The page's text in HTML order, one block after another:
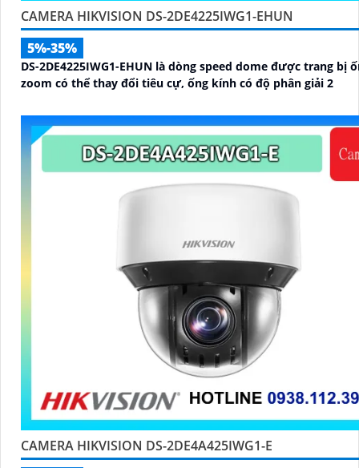
CAMERA HIKVISION DS-2DE4225IWG1-EHUN
5%-35%
DS-2DE4225IWG1-EHUN là dòng speed dome được trang bị
zoom có thể thay đổi tiêu cự, ống kính có độ phân giải 2
CAMERA HIKVISION DS-2DE4A425IWG1-E